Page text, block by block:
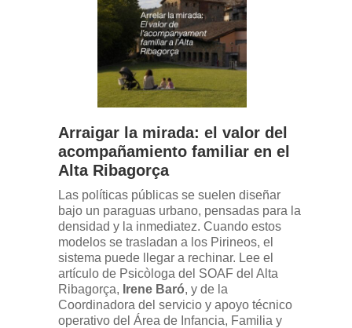
Arraigar la mirada: el valor del
acompañamiento familiar en el
Alta Ribagorça
Las políticas públicas se suelen diseñar
bajo un paraguas urbano, pensadas para la
densidad y la inmediatez. Cuando estos
modelos se trasladan a los Pirineos, el
sistema puede llegar a rechinar. Lee el
artículo de Psicòloga del SOAF del Alta
Ribagorça, Irene Baró, y de la
Coordinadora del servicio y apoyo técnico
operativo del Área de Infancia, Familia y